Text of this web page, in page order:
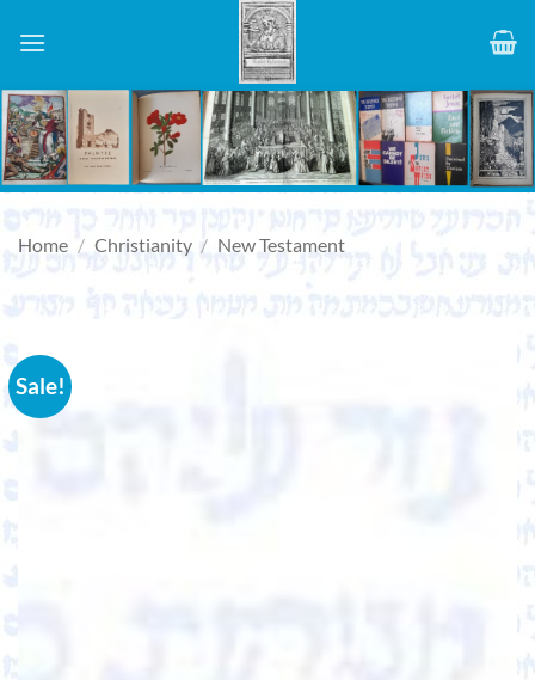
Home / Christianity / New Testament
Sale!